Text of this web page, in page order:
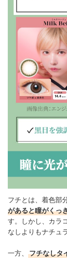
フチとは、着色部
があると瞳がくっ
す。しかし、カラ
なしよりもナチュ
一方、
フチなしタ